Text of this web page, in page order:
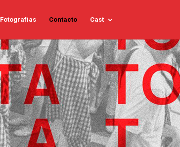
Fotografías Contacto Cast